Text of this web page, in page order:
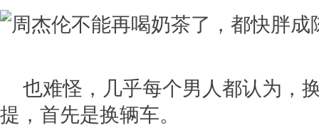
也难怪，几乎每个男人都认为，
提，首先是换辆车。